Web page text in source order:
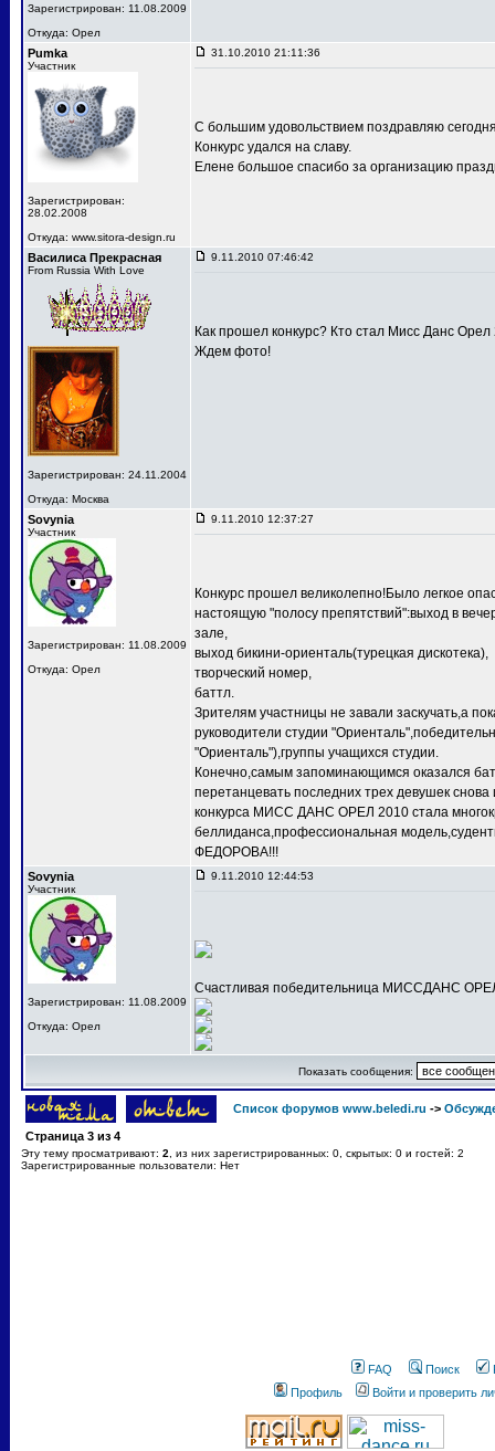
Зарегистрирован: 11.08.2009
Откуда: Орел
Pumka
Участник
Зарегистрирован:
28.02.2008
Откуда: www.sitora-design.ru
31.10.2010 21:11:36
С большим удовольствием поздравляю
Конкурс удался на славу.
Елене большое спасибо за организацию
Василиса Прекрасная
From Russia With Love
Зарегистрирован: 24.11.2004
Откуда: Москва
9.11.2010 07:46:42
Как прошел конкурс? Кто стал Мисс Данс Орел
Ждем фото!
Sovynia
Участник
Зарегистрирован: 11.08.2009
Откуда: Орел
9.11.2010 12:37:27
Конкурс прошел великолепно!Было легкое
настоящую "полосу препятствий":выход в
зале,
выход бикини-ориенталь(турецкая дискотека),
творческий номер,
баттл.
Зрителям участницы не завали заскучать,а
руководители студии
"Ориенталь"),группы учащихся студии.
Конечно,самым запоминающимся оказался
перетанцевать последних трех девушек
конкурса МИСС ДАНС ОРЕЛ 2010 стала
беллиданса,профессиональная
ФЕДОРОВА!!!
Sovynia
Участник
Зарегистрирован: 11.08.2009
Откуда: Орел
9.11.2010 12:44:53
Счастливая победительница МИССДАНС
Показать сообщения:
Список форумов www.beledi.ru ->
Страница 3 из 4
Эту тему просматривают: 2 , из них зарегистрированных: 0, скрытых: 0 и гостей: 2
Зарегистрированные пользователи: Нет
FAQ Поиск
Профиль
Войти и проверить